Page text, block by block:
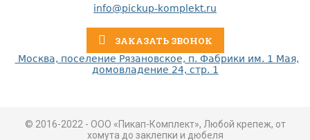
info@pickup-komplekt.ru
ЗАКАЗАТЬ ЗВОНОК
Москва, поселение Рязановское, п. Фабрики им. 1 Мая,
домовладение 24, стр. 1
© 2016-2022 - ООО «Пикап-Комплект», Любой крепеж, от
хомута до заклепки и дюбеля